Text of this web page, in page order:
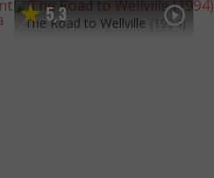
5,3
The Road to Wellville (1994)